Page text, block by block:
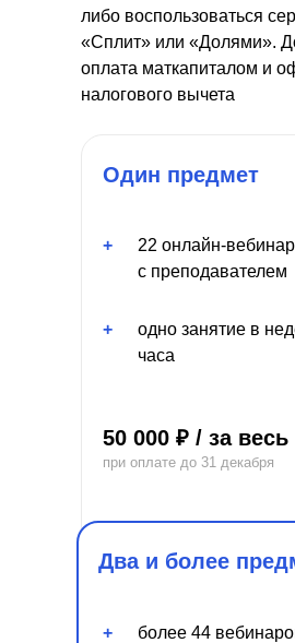
Один предмет
50 000 ₽ / за весь
Два и более
+
более 44
+
22 онлайн-
с преподавателем
одно занятие в
часа
+
при оплате до 31 декабря
либо воспользоваться
«Сплит» или «Долями».
оплата маткапиталом и
налогового вычета